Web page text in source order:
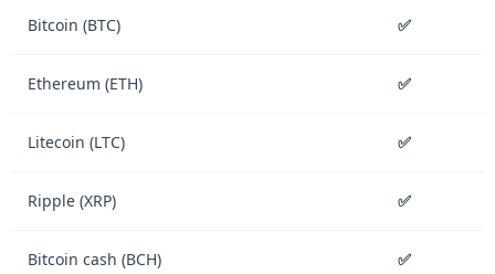
Bitcoin (BTC) ✅
Ethereum (ETH) ✅
Litecoin (LTC) ✅
Ripple (XRP) ✅
Bitcoin cash (BCH) ✅